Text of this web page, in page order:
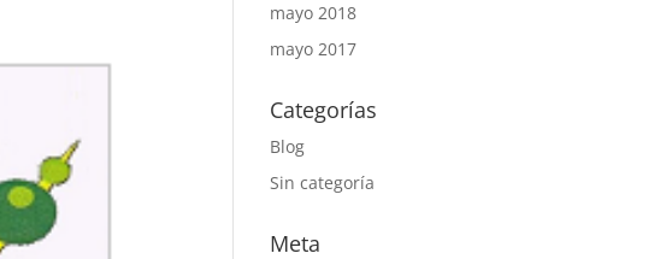
mayo 2018
mayo 2017
Categorías
Blog
Sin categoría
Meta